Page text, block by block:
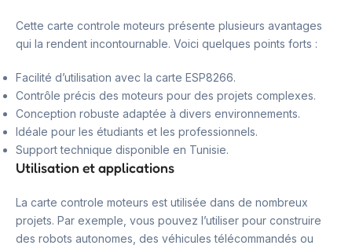
Cette carte controle moteurs présente plusieurs avantages
qui la rendent incontournable. Voici quelques points forts :
Facilité d’utilisation avec la carte ESP8266.
Contrôle précis des moteurs pour des projets complexes.
Conception robuste adaptée à divers environnements.
Idéale pour les étudiants et les professionnels.
Support technique disponible en Tunisie.
Utilisation et applications
La carte controle moteurs est utilisée dans de nombreux
projets. Par exemple, vous pouvez l’utiliser pour construire
des robots autonomes, des véhicules télécommandés ou